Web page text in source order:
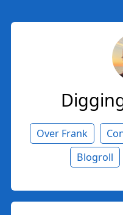
Over Frank
Blogroll